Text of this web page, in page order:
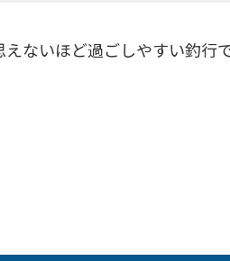
ないほど過ごしやすい釣行で